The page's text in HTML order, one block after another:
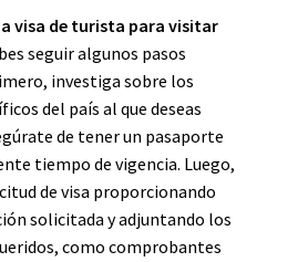
visa de turista para visitar
seguir algunos pasos
investiga sobre los
del país al que deseas
de tener un pasaporte
tiempo de vigencia. Luego,
de visa proporcionando
solicitada y adjuntando los
como comprobantes